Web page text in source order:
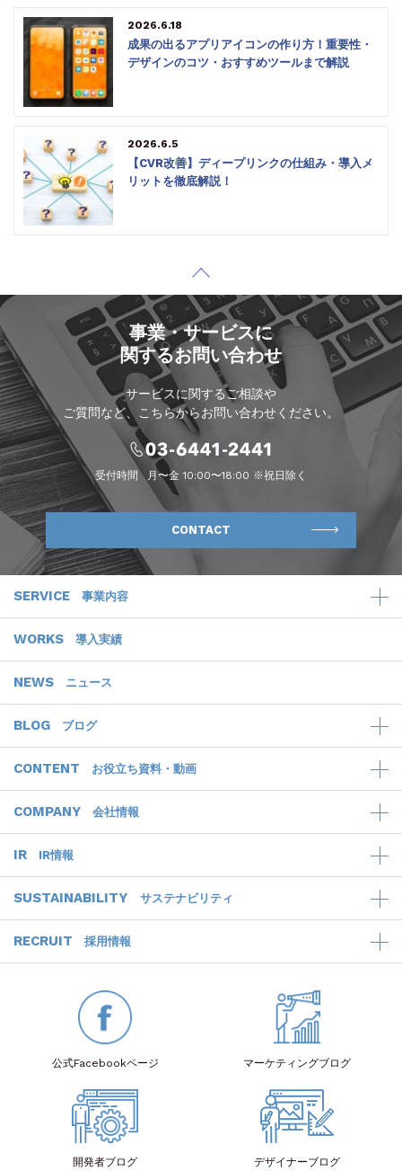
2026.6.18
成果の出るアプリアイコンの作り方！重要性・
デザインのコツ・おすすめツールまで解説
2026.6.5
【CVR改善】ディープリンクの仕組み・導入メ
リットを徹底解説！
事業・サービスに
関するお問い合わせ
サービスに関するご相談や
ご質問など、こちらからお問い合わせください。
受付時間 月〜金 10:00〜18:00 ※祝日除く
CONTACT
SERVICE 事業内容
WORKS 導入実績
NEWS ニュース
BLOG ブログ
CONTENT お役立ち資料・動画
COMPANY 会社情報
IR IR情報
SUSTAINABILITY サステナビリティ
RECRUIT 採用情報
公式Facebookページ マーケティングブログ
開発者ブログ デザイナーブログ